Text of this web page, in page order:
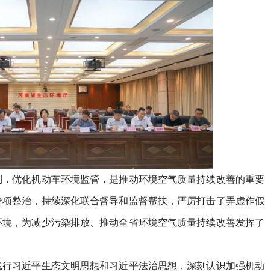
化机动车环境监管，是推动环境空气质量持续改善的重要
整治，持续深化联合督导和监督帮扶，严厉打击了弄虚作假
，为减少污染排放、推动全省环境空气质量持续改善发挥了
近平生态文明思想和习近平法治思想，深刻认识加强机动